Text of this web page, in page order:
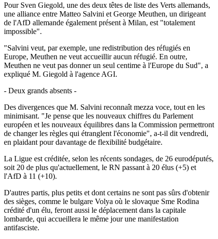
Pour Sven Giegold, une des deux têtes de liste des Verts allemands,
une alliance entre Matteo Salvini et George Meuthen, un dirigeant
de l'AfD allemande également présent à Milan, est "totalement
impossible".
"Salvini veut, par exemple, une redistribution des réfugiés en
Europe, Meuthen ne veut accueillir aucun réfugié. En outre,
Meuthen ne veut pas donner un seul centime à l'Europe du Sud", a
expliqué M. Giegold à l'agence AGI.
- Deux grands absents -
Des divergences que M. Salvini reconnaît mezza voce, tout en les
minimisant. "Je pense que les nouveaux chiffres du Parlement
européen et les nouveaux équilibres dans la Commission permettront
de changer les règles qui étranglent l'économie", a-t-il dit vendredi,
en plaidant pour davantage de flexibilité budgétaire.
La Ligue est créditée, selon les récents sondages, de 26 eurodéputés,
soit 20 de plus qu'actuellement, le RN passant à 20 élus (+5) et
l'AfD à 11 (+10).
D'autres partis, plus petits et dont certains ne sont pas sûrs d'obtenir
des sièges, comme le bulgare Volya où le slovaque Sme Rodina
crédité d'un élu, feront aussi le déplacement dans la capitale
lombarde, qui accueillera le même jour une manifestation
antifasciste.